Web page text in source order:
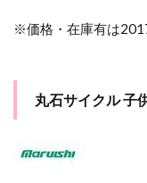
※価格・在庫有は
丸石サイクル 子